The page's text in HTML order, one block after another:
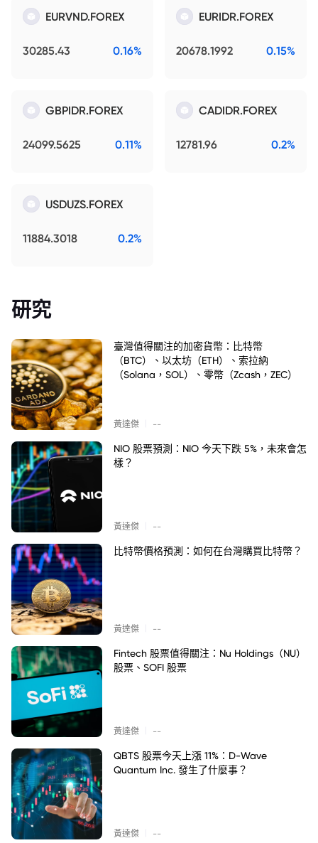
EURVND.FOREX
30285.43 0.16%
EURIDR.FOREX
20678.1992 0.15%
GBPIDR.FOREX
24099.5625 0.11%
CADIDR.FOREX
12781.96 0.2%
USDUZS.FOREX
11884.3018 0.2%
研究
臺灣值得關注的加密貨幣：比特幣
（BTC）、以太坊（ETH）、索拉納
（Solana，SOL）、零幣（Zcash，ZEC）
黃達傑 --
NIO 股票預測：NIO 今天下跌 5%，未來會怎
樣？
黃達傑 --
比特幣價格預測：如何在台灣購買比特幣？
黃達傑 --
Fintech 股票值得關注：Nu Holdings（NU）
股票、SOFI 股票
黃達傑 --
QBTS 股票今天上漲 11%：D-Wave
Quantum Inc. 發生了什麼事？
黃達傑 --